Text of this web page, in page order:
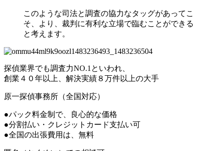
このような司法と調査の協力なタッグがあってこ
そ、より、裁判に有利な立場で臨むことができる
と考えます。
探偵業界でも調査力NO.1といわれ、
創業４０年以上、解決実績８万件以上の大手
原一探偵事務所（全国対応）
●パック料金制で、良心的な価格
●分割払い・クレジットカード支払い可
●全国の出張費用は、無料